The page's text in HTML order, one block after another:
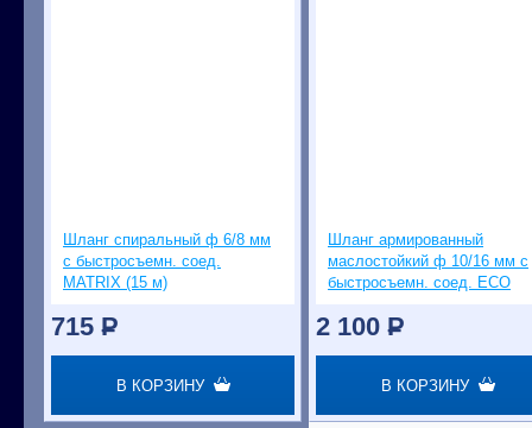
Шланг спиральный ф 6/8 мм
с быстросъемн. соед.
MATRIX (15 м)
715 P
В КОРЗИНУ
Шланг армированный
маслостойкий ф 10/16 мм с
быстросъемн. соед. ECO
2 100 P
В КОРЗИНУ